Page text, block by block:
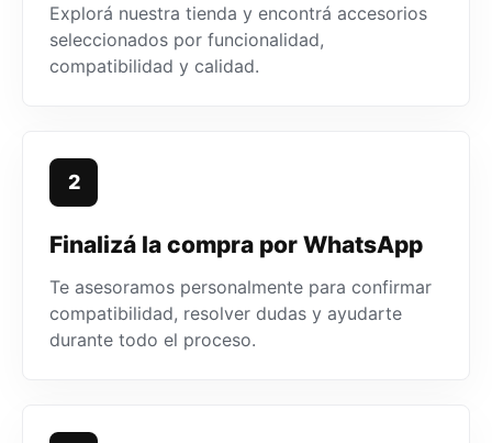
Explorá nuestra tienda y encontrá accesorios
seleccionados por funcionalidad,
compatibilidad y calidad.
2
Finalizá la compra por WhatsApp
Te asesoramos personalmente para confirmar
compatibilidad, resolver dudas y ayudarte
durante todo el proceso.